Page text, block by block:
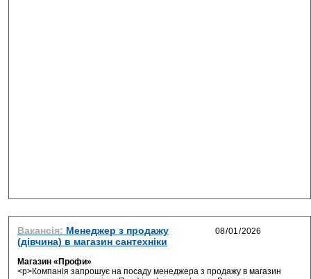
Вакансія: Менеджер з продажу
(дівчина) в магазин сантехніки
Магазин «Профи»
<p>Компанія запрошує на посаду менеджера з продажу в магазин